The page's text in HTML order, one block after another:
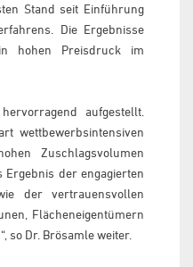
Stand seit Einführung
Die Ergebnisse
hohen Preisdruck im
aufgestellt.
wettbewerbsintensiven
Zuschlagsvolumen
der engagierten
der vertrauensvollen
Flächeneigentümern
so Dr. Brösamle weiter.